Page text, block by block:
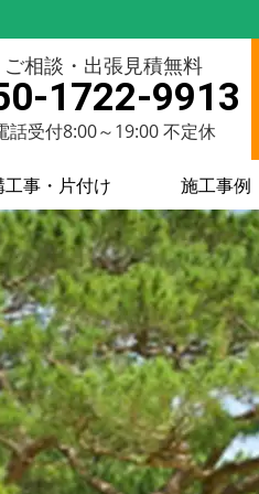
ご相談・出張見積無料
1722-9913
話受付8:00～19:00 不定休
工事・片付け 施工事例